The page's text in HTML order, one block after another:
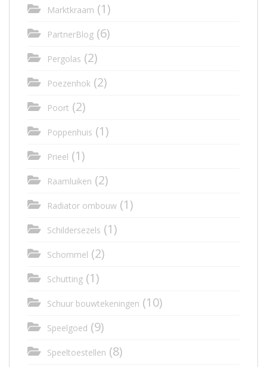
Marktkraam (1)
PartnerBlog (6)
Pergolas (2)
Poezenhok (2)
Poort (2)
Poppenhuis (1)
Prieel (1)
Raamluiken (2)
Radiator ombouw (1)
Schildersezels (1)
Schommel (2)
Schutting (1)
Schuur bouwtekeningen (10)
Speelgoed (9)
Speeltoestellen (8)